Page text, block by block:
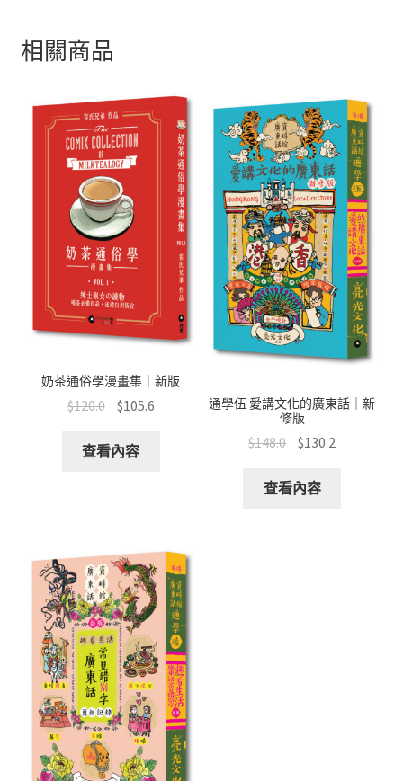
生
b
o
o
k
at
sA
p
p
相關商品
奶茶通俗學漫畫集｜新版
$120.0 $105.6
查看內容
通學伍 愛講文化的廣東話｜新
修版
$148.0 $130.2
查看內容